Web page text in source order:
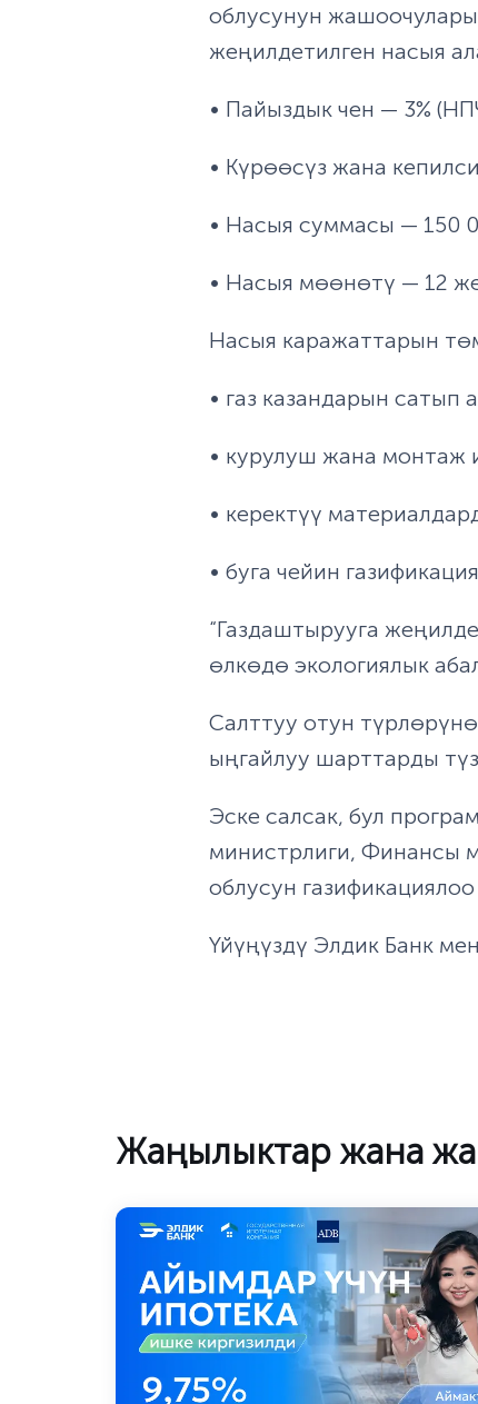
облусунун
жеңилдетилген насыя
• Пайыздык чен — 3%
• Күрөөсүз жана
• Насыя суммасы — 150
• Насыя мөөнөтү — 12
Насыя каражаттарын
• газ казандарын сатып
• курулуш жана монтаж
• керектүү
• буга чейин
“Газдаштырууга
өлкөдө экологиялык
Салттуу отун
ыңгайлуу шарттарды
Эске салсак, бул
министрлиги, Финансы
облусун
Үйүңүздү Элдик Банк
Жаңылыктар жана